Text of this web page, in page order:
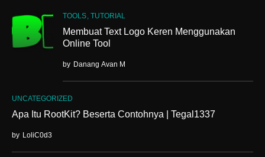
TOOLS TUTORIAL
Membuat Text Logo Keren Menggunakan
Online Tool
by Danang Avan M
UNCATEGORIZED
Apa Itu RootKit? Beserta Contohnya | Tegal1337
by LoliC0d3